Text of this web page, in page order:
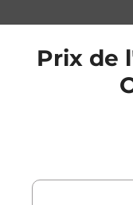
Prix de